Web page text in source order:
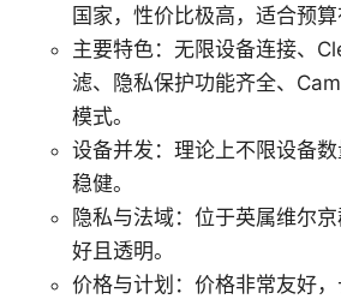
国家，性价比极高，适合预算
主要特色：无限设备连接、
滤、隐私保护功能齐全、
模式。
设备并发：理论上不限设备
稳健。
隐私与法域：位于英属维尔
好且透明。
价格与计划：价格非常友好